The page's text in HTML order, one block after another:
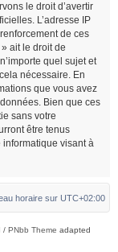
le droit d’avertir
L’adresse IP
de ces
ait le droit de
quel sujet et
nécessaire. En
que vous avez
Bien que ces
sans votre
être tenus
visant à
horaire sur UTC+02:00
PNbb Theme adapted